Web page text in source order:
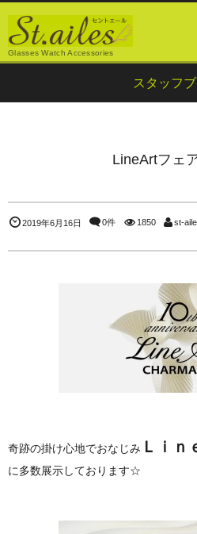
Glasses Watch Accessories
スタッフ
LineArtフェ
2019年6月16日 0件 1850 st-
奇跡の掛け心地でおなじみ Ｌｉｎ
に多数展示しております☆